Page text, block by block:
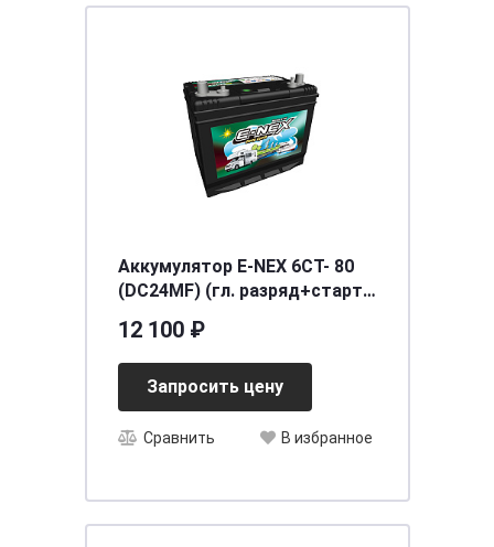
Аккумулятор E-NEX 6СТ- 80
(DC24MF) (гл. разряд+старт)
12 100 ₽
Запросить цену
Сравнить В избранное